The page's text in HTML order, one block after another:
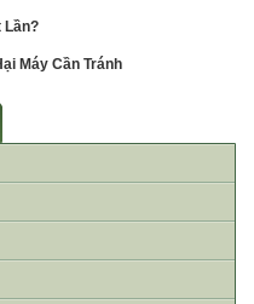
Lần?
Máy Cần Tránh